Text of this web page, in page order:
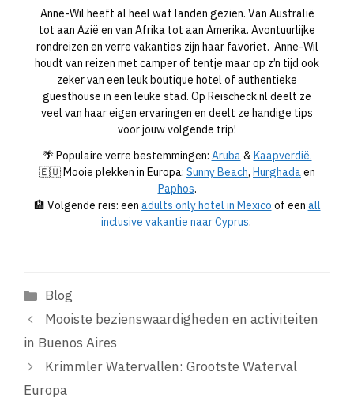
Anne-Wil heeft al heel wat landen gezien. Van Australië
tot aan Azië en van Afrika tot aan Amerika. Avontuurlijke
rondreizen en verre vakanties zijn haar favoriet. Anne-Wil
houdt van reizen met camper of tentje maar op z’n tijd ook
zeker van een leuk boutique hotel of authentieke
guesthouse in een leuke stad. Op Reischeck.nl deelt ze
veel van haar eigen ervaringen en deelt ze handige tips
voor jouw volgende trip!
🌴 Populaire verre bestemmingen: Aruba& Kaapverdië.
🇪🇺 Mooie plekken in Europa: Sunny Beach, Hurghadaen
Paphos.
🏨 Volgende reis: een adults only hotel in Mexico of een all
inclusive vakantie naar Cyprus.
Categorieën
Blog
Mooiste bezienswaardigheden en activiteiten
in Buenos Aires
Krimmler Watervallen: Grootste Waterval
Europa